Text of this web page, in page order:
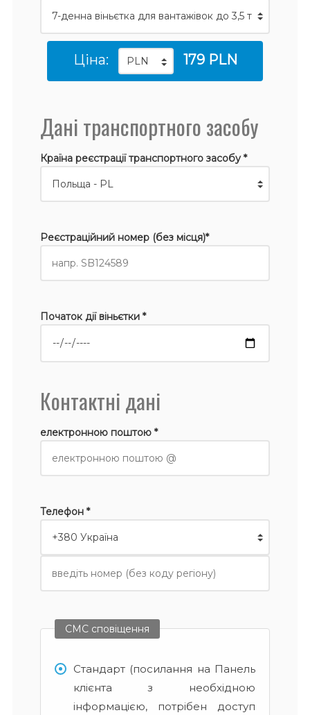
Ціна: 179 PLN
Дані транспортного засобу
Країна реєстрації транспортного засобу *
Реєстраційний номер (без місця)*
Початок дії віньєтки *
Контактні дані
електронною поштою *
Телефон *
СМС сповіщення
Стандарт (посилання на Панель
клієнта з необхідною
інформацією, потрібен доступ